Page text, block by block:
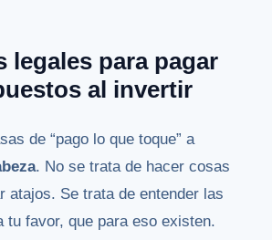
legales para pagar
al invertir
de “pago lo que toque” a
. No se trata de hacer cosas
atajos. Se trata de entender las
tu favor, que para eso existen.